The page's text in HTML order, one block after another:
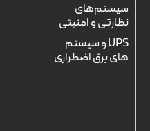
سیستم‌های
نظارتی و امنیتی
UPS و سیستم
های برق اضطراری